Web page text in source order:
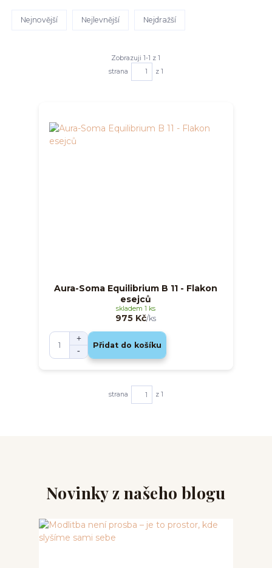
Nejnovější Nejlevnější Nejdražší
Zobrazuji 1-1 z 1
strana
z 1
Aura-Soma Equilibrium B 11 - Flakon
esejců
975 Kč/ks
skladem 1 ks
Přidat do košíku
strana z 1
Novinky z našeho blogu